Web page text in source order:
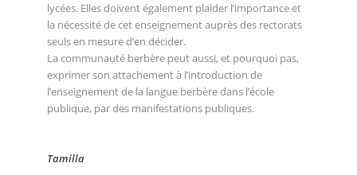
lycées. Elles doivent également plaider l’importance et
la nécessité de cet enseignement auprès des rectorats
seuls en mesure d’en décider.
La communauté berbère peut aussi, et pourquoi pas,
exprimer son attachement à l’introduction de
l’enseignement de la langue berbère dans l’école
publique, par des manifestations publiques.
Tamilla